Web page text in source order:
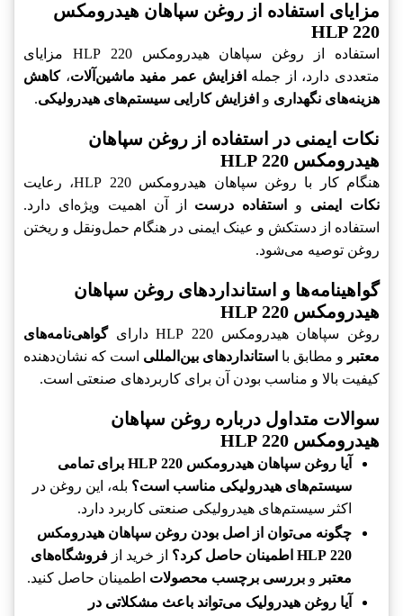
مزایای استفاده از روغن سپاهان هیدرومکس
220 HLP
استفاده از روغن سپاهان هیدرومکس 220 HLP مزایای
متعددی دارد، از جمله افزایش عمر مفید ماشین‌آلات،کاهش
هزینه‌های نگهداری و افزایش کارایی سیستم‌های هیدرولیکی.
نکات ایمنی در استفاده از روغن سپاهان
هیدرومکس 220 HLP
هنگام کار با روغن سپاهان هیدرومکس 220 HLP، رعایت
نکات ایمنی و استفاده درست از آن اهمیت ویژه‌ای دارد.
استفاده از دستکش و عینک ایمنی در هنگام حمل‌ونقل و ریختن
روغن توصیه می‌شود.
گواهینامه‌ها و استانداردهای روغن سپاهان
هیدرومکس 220 HLP
روغن سپاهان هیدرومکس 220 HLP دارای
گواهی‌نامه‌های
معتبر و مطابق با استانداردهای بین‌المللی است که نشان‌دهنده
کیفیت بالا و مناسب بودن آن برای کاربردهای صنعتی است.
سوالات متداول درباره روغن سپاهان
هیدرومکس 220 HLP
آیا روغن سپاهان هیدرومکس 220 HLP برای تمامی
سیستم‌های هیدرولیکی مناسب است؟ بله، این روغن در
اکثر سیستم‌های هیدرولیکی صنعتی کاربرد دارد.
چگونه می‌توان از اصل بودن روغن سپاهان هیدرومکس
220 HLP اطمینان حاصل کرد؟
از خرید از فروشگاه‌های
معتبر و بررسی برچسب محصولات اطمینان حاصل کنید.
آیا روغن هیدرولیک می‌تواند باعث مشکلاتی در